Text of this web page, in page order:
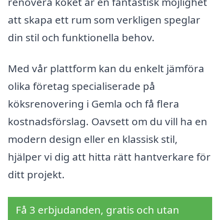
att skapa ett rum som verkligen speglar
din stil och funktionella behov.
Med vår plattform kan du enkelt jämföra
olika företag specialiserade på
köksrenovering i Gemla och få flera
kostnadsförslag. Oavsett om du vill ha en
modern design eller en klassisk stil,
hjälper vi dig att hitta rätt hantverkare för
ditt projekt.
Få 3 erbjudanden, gratis och utan